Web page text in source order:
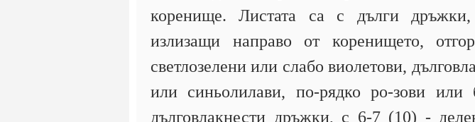
коренище. Листата са с дълги дръжки,
излизащи направо от коренището,
светлозелени или слабо виолетови,
или синьолилави, по-рядко ро-зови
дълговлакнести дръжки, с 6-7 (10) -